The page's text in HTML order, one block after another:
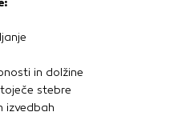
in dolžine
stebre
izvedbah